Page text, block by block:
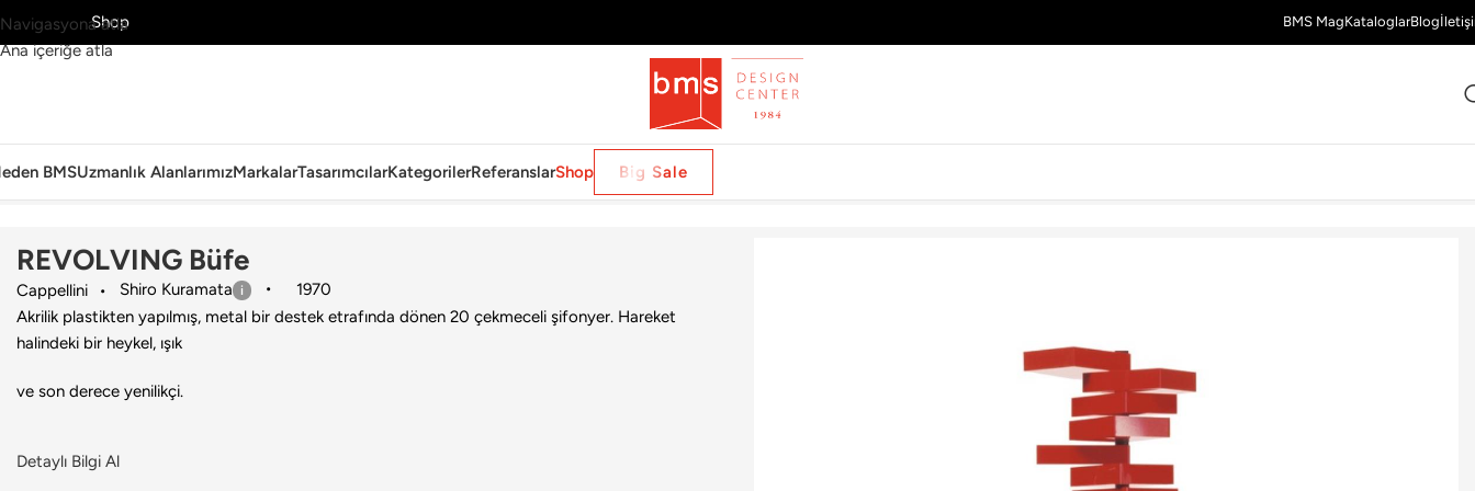
Navigasyona atla
Ana içeriğe atla
KeşfetShop BMS MagKataloglarBlog
BMSUzmanlık AlanlarımızMarkalarTasarımcılarKategorilerReferanslarShop Big Sale
Ana Sayfa›Ev›Dolap›Cappellini›REVOLVING Büfe
REVOLVING Büfe
Cappellini Shiro Kuramata
1970
Akrilik plastikten yapılmış, metal bir destek etrafında dönen 20 çekmeceli şifonyer. Hareket
halindeki bir heykel, ışık
ve son derece yenilikçi.
Detaylı Bilgi Al